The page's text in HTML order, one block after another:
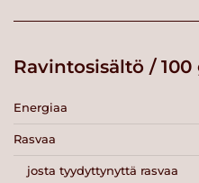
Ravintosisältö / 100
Energiaa
Rasvaa
josta tyydyttynyttä rasvaa